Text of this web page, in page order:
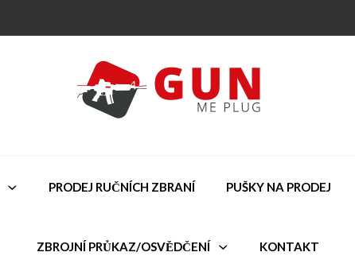
PRODEJ RUČNÍCH ZBRANÍ PUŠKY NA PRODEJ
ZBROJNÍ PRŮKAZ/OSVĚDČENÍ KONTAKT